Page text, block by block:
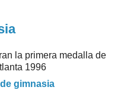
la primera medalla de
1996
gimnasia